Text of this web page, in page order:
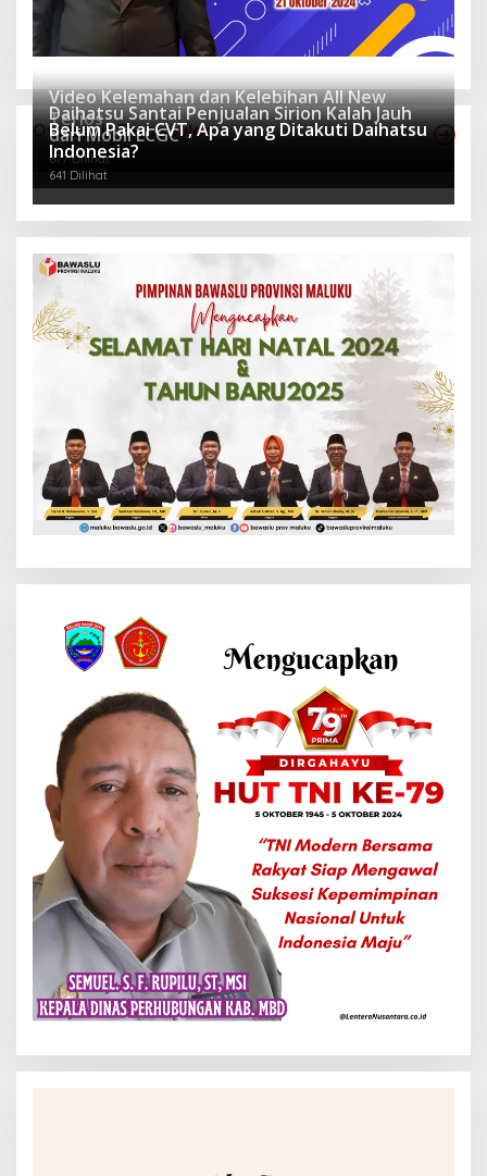
Otomotif Terpopuler
Video Kelemahan dan Kelebihan All New
Terios
940 Dilihat
Daihatsu Santai Penjualan Sirion Kalah Jauh
dari Mobil LCGC
677 Dilihat
Belum Pakai CVT, Apa yang Ditakuti Daihatsu
Indonesia?
641 Dilihat